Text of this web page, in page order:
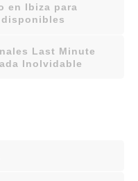
en Ibiza para
Last Minute
Inolvidable